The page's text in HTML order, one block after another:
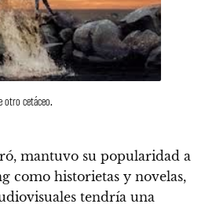
otro cetáceo.
mantuvo su popularidad a
como historietas y novelas,
tendría una